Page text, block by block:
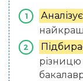
різницю